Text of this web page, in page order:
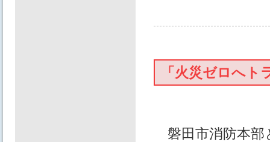
「火災ゼロへ
磐田市消防本部